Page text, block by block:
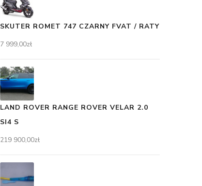
SKUTER ROMET 747 CZARNY FVAT / RATY
7 999,00zł
LAND ROVER RANGE ROVER VELAR 2.0
SI4 S
219 900,00zł